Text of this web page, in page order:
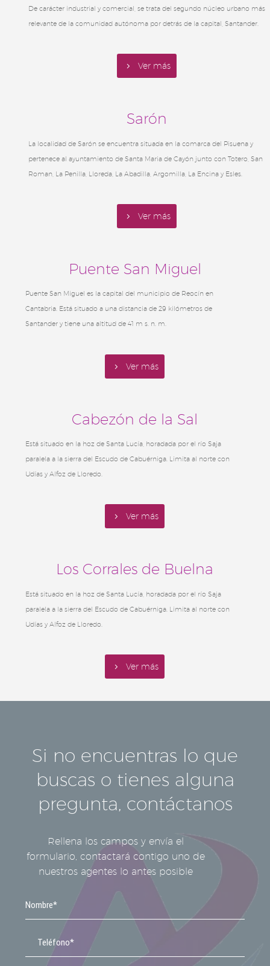
De carácter industrial y comercial, se trata del segundo núcleo urbano más
relevante de la comunidad autónoma por detrás de la capital, Santander.
5 Ver más
Sarón
La localidad de Sarón se encuentra situada en la comarca del Pisuena y
pertenece al ayuntamiento de Santa Maria de Cayón junto con Totero, San
Roman, La Penilla, Lloreda, La Abadilla, Argomilla, La Encina y Esles.
5 Ver más
Puente San Miguel
Puente San Miguel es la capital del municipio de Reocín en
Cantabria. Está situado a una distancia de 29 kilómetros de
Santander y tiene una altitud de 41 m s. n. m.
5 Ver más
Cabezón de la Sal
Está situado en la hoz de Santa Lucía, horadada por el río Saja
paralela a la sierra del Escudo de Cabuérniga. Limita al norte con
Udías y Alfoz de Lloredo.
5 Ver más
Los Corrales de Buelna
Está situado en la hoz de Santa Lucía, horadada por el río Saja
paralela a la sierra del Escudo de Cabuérniga. Limita al norte con
Udías y Alfoz de Lloredo.
5 Ver más
Si no encuentras lo que
buscas o tienes alguna
pregunta, contáctanos
Rellena los campos y envía el
formulario, contactará contigo uno de
nuestros agentes lo antes posible